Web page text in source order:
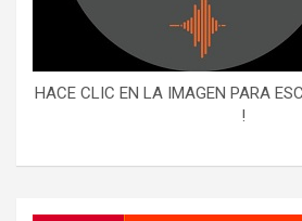
HACE CLIC EN LA IMAGEN PARA
!